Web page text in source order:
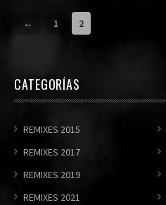
← 1 2
CATEGORÍAS
REMIXES 2015
REMIXES 2017
REMIXES 2019
REMIXES 2021